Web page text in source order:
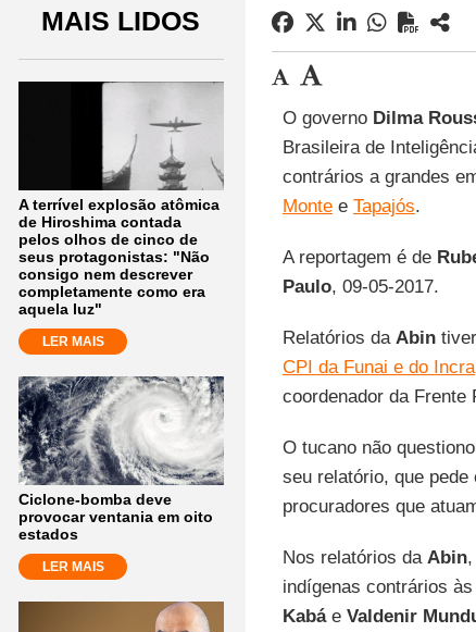
MAIS LIDOS
A terrível explosão atômica
de Hiroshima contada
pelos olhos de cinco de
seus protagonistas: "Não
consigo nem descrever
completamente como era
aquela luz"
LER MAIS
Ciclone-bomba deve
provocar ventania em oito
estados
LER MAIS
O governo Dilma
Brasileira de
contrários a grandes
Montee Tapajós.
A reportagem é de
Paulo, 09-05-2017.
Relatórios da Abin
CPI da Funai e do Incra
coordenador da Frente
O tucano não
seu relatório, que
procuradores que
Nos relatórios da Abin,
indígenas contrários
Kabáe Valdenir